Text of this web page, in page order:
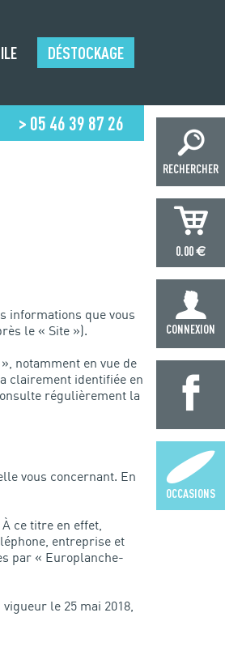
> 05 46 39 87 26
DÉSTOCKAGE
RECHERCHER
0.00€
CONNEXION
OCCASIONS
informations que vous
le « Site »).
notamment en vue de
clairement identifiée en
régulièrement la
vous concernant. En
ce titre en effet,
entreprise et
par « Europlanche-
le 25 mai 2018,